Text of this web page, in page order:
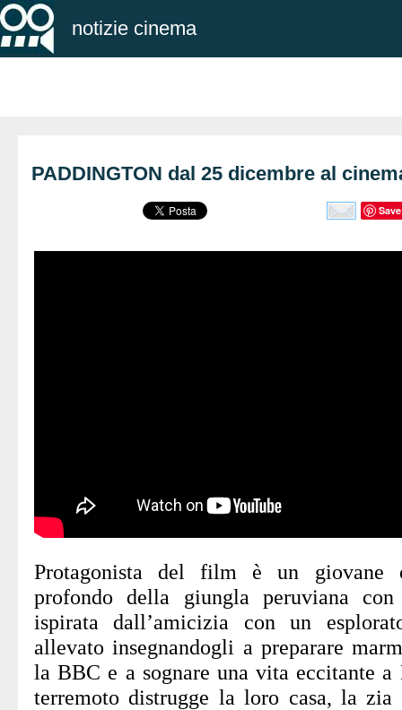
notizie cinema
PADDINGTON dal 25 dicembre al
Save
Protagonista del film è un giovane
profondo della giungla peruviana
ispirata dall’amicizia con un
allevato insegnandogli a preparare
la BBC e a sognare una vita eccitante a
terremoto distrugge la loro casa, la